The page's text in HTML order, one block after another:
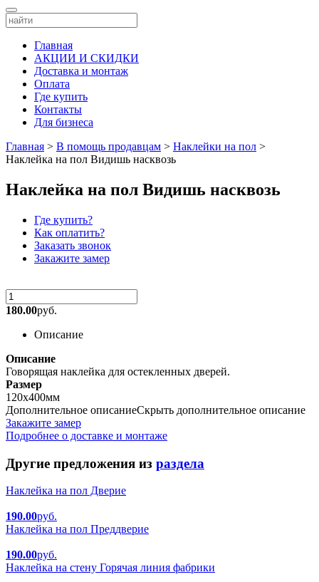
Главная
АКЦИИ И СКИДКИ
Доставка и монтаж
Оплата
Где купить
Контакты
Для бизнеса
Главная > В помощь продавцам > Наклейки на пол >
Наклейка на пол Видишь насквозь
Наклейка на пол Видишь насквозь
Где купить?
Как оплатить?
Заказать звонок
Закажите замер
180.00руб.
Описание
Описание
Говорящая наклейка для остекленных дверей.
Размер
120х400мм
Дополнительное описаниеСкрыть дополнительное описание
Закажите замер
Подробнее о доставке и монтаже
Другие предложения из раздела
Наклейка на пол Дверие
190.00руб.
Наклейка на пол Преддверие
190.00руб.
Наклейка на стену Горячая линия фабрики